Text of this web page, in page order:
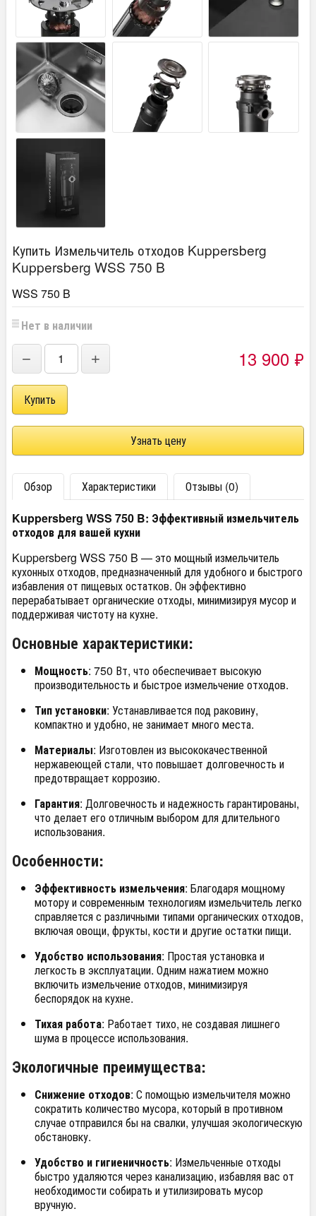
Купить Измельчитель отходов Kuppersberg
Kuppersberg WSS 750 B
WSS 750 B
Нет в наличии
− + 13 900 ₽
Узнать цену
Обзор Характеристики
Отзывы (0)
Kuppersberg WSS 750 B: Эффективный измельчитель
отходов для вашей кухни
Kuppersberg WSS 750 B — это мощный измельчитель
кухонных отходов, предназначенный для удобного и быстрого
избавления от пищевых остатков. Он эффективно
перерабатывает органические отходы, минимизируя мусор и
поддерживая чистоту на кухне.
Основные характеристики:
Мощность: 750 Вт, что обеспечивает высокую
производительность и быстрое измельчение отходов.
Тип установки: Устанавливается под раковину,
компактно и удобно, не занимает много места.
Материалы: Изготовлен из высококачественной
нержавеющей стали, что повышает долговечность и
предотвращает коррозию.
Гарантия: Долговечность и надежность гарантированы,
что делает его отличным выбором для длительного
использования.
Особенности:
Эффективность измельчения: Благодаря мощному
мотору и современным технологиям измельчитель легко
справляется с различными типами органических отходов,
включая овощи, фрукты, кости и другие остатки пищи.
Удобство использования: Простая установка и
легкость в эксплуатации. Одним нажатием можно
включить измельчение отходов, минимизируя
беспорядок на кухне.
Тихая работа: Работает тихо, не создавая лишнего
шума в процессе использования.
Экологичные преимущества:
Снижение отходов: С помощью измельчителя можно
сократить количество мусора, который в противном
случае отправился бы на свалки, улучшая экологическую
обстановку.
Удобство и гигиеничность: Измельченные отходы
быстро удаляются через канализацию, избавляя вас от
необходимости собирать и утилизировать мусор
вручную.